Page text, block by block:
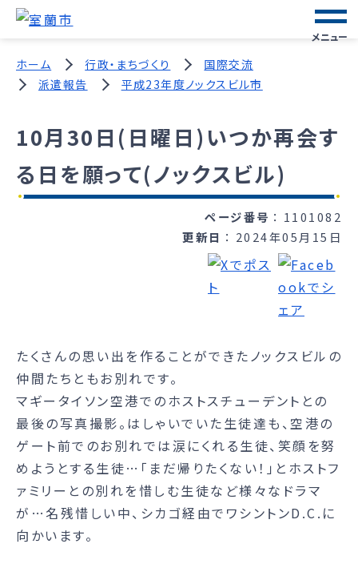
メニュー
ホーム 行政・まちづくり
国際交流
派遣報告
平成23年度ノックスビル市
10月30日(日曜日)いつか再会す
る日を願って(ノックスビル)
ページ番号
1101082
更新日
2024年05月15日
たくさんの思い出を作ることができたノックスビルの
仲間たちともお別れです。
マギータイソン空港でのホストスチューデントとの
最後の写真撮影。はしゃいでいた生徒達も、空港の
ゲート前でのお別れでは涙にくれる生徒、笑顔を努
めようとする生徒…「まだ帰りたくない！」とホストフ
ァミリーとの別れを惜しむ生徒など様々なドラマ
が…名残惜しい中、シカゴ経由でワシントンD.C.に
向かいます。